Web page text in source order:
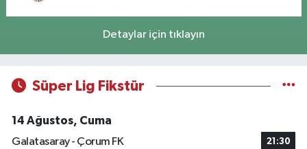
Detaylar için tıklayın
Süper Lig Fikstür
14 Ağustos, Cuma
Galatasaray - Çorum FK
21:30